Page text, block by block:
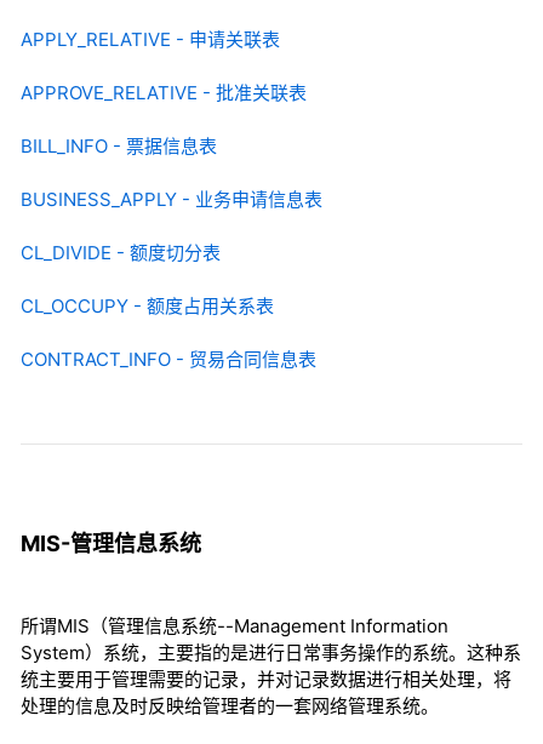
APPLY_RELATIVE - 申请关联表
APPROVE_RELATIVE - 批准关联表
BILL_INFO - 票据信息表
BUSINESS_APPLY - 业务申请信息表
CL_DIVIDE - 额度切分表
CL_OCCUPY - 额度占用关系表
CONTRACT_INFO - 贸易合同信息表
MIS-管理信息系统
所谓MIS（管理信息系统--Management Information
System）系统，主要指的是进行日常事务操作的系统。这种系
统主要用于管理需要的记录，并对记录数据进行相关处理，将
处理的信息及时反映给管理者的一套网络管理系统。